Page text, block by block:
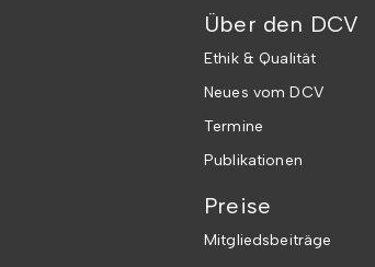
Über den DCV
Ethik & Qualität
Neues vom DCV
Termine
Publikationen
Preise
Mitgliedsbeiträge